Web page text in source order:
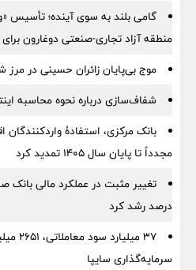
گامی بلند به سوی آینده؛ تأسیس
منطقه آزاد تجاری-صنعتی دوغارون
موج بی‌پایان زائران حسینی در مرز
شفاف‌سازی درباره نحوه محاسبه
بانک مرکزی، استفادۀ واردکنندگان
مجدداً تا پایان سال ۱۴۰۵ تمدید کرد
درصد رشد کرد
۳۷
سرمایه‌گذاری سایپا